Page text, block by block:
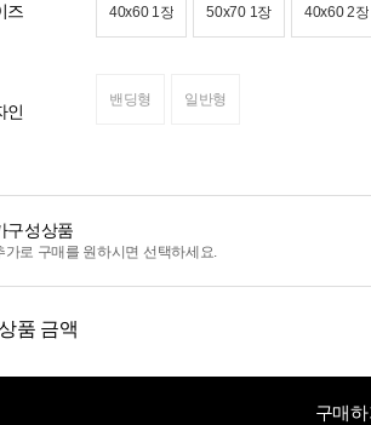
즈 40x60 1장 50x70 1장 40x60 2장
인
밴딩형 일반형
구성상품
가로 구매를 원하시면 선택하세요.
품 금액
구매